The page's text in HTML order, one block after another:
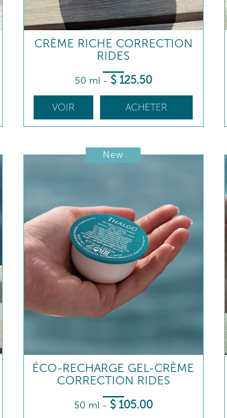
CRÈME RICHE CORRECTION
RIDES
50 ml - $ 125.50
VOIR ACHETER
New
ÉCO-RECHARGE GEL-CRÈME
CORRECTION RIDES
50 ml - $ 105.00